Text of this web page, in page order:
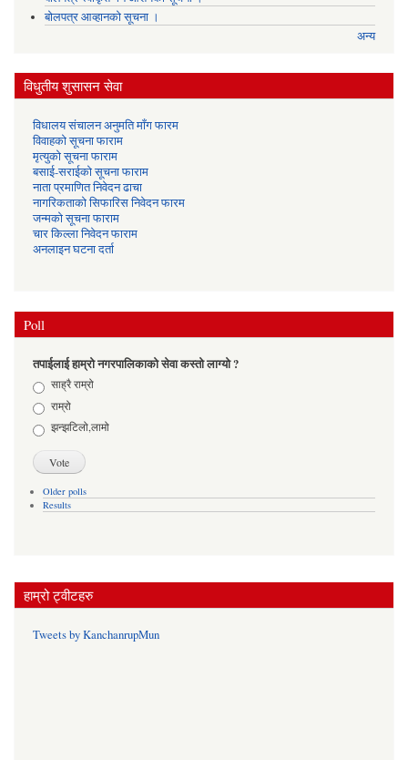
बोलपत्र आव्हानको सूचना ।
अन्य
विधुतीय शुसासन सेवा
विधालय संचालन अनुमति माँग फारम
विवाहको सूचना फाराम
मृत्युको सूचना फाराम
बसाई-सराईको सूचना फाराम
नाता प्रमाणित निवेदन ढाचा
नागरिकताको सिफारिस निवेदन फारम
जन्मको सूचना फाराम
चार किल्ला निवेदन फाराम
अनलाइन घटना दर्ता
Poll
तपाईलाई हाम्रो नगरपालिकाको सेवा कस्तो लाग्यो ?
Choicesसाह्रै राम्रो
राम्रो
झन्झटिलो,लामो
Older polls
Results
हाम्रो ट्वीटहरु
Tweets by KanchanrupMun